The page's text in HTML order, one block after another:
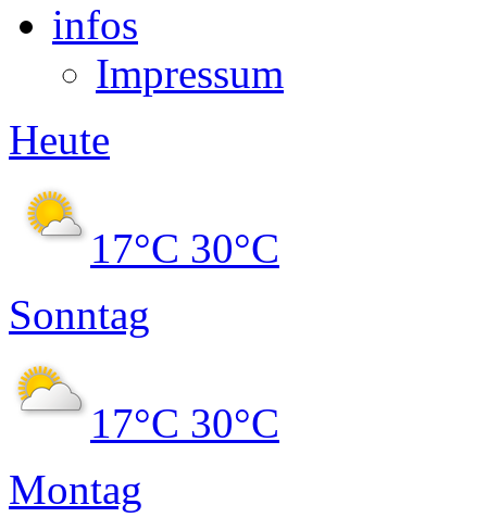
infos
Impressum
Heute
17°C 30°C
Sonntag
17°C 30°C
Montag